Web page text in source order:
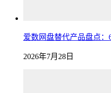
爱数网盘替代产品盘点
2026年7月28日